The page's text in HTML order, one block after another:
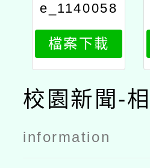
e_1140058
645_attach
2
檔案下載
校園新聞-
information